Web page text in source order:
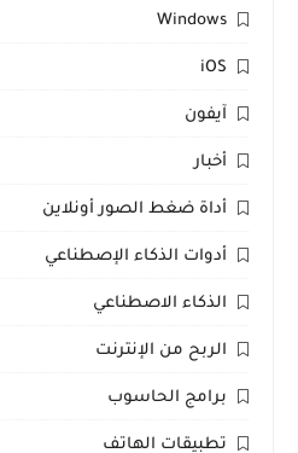
آيفون
أخبار
أداة ضغط الصور أونلاين
أدوات الذكاء الإصطناعي
الذكاء الاصطناعي
الربح من الإنترنت
برامج الحاسوب
تطبيقات الهاتف